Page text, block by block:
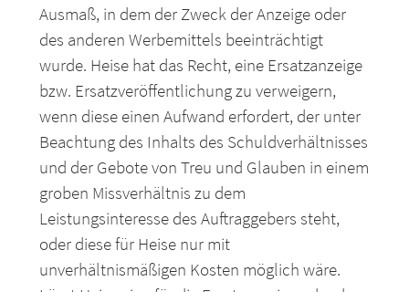
Ausmaß, in dem der Zweck der Anzeige oder
des anderen Werbemittels beeinträchtigt
wurde. Heise hat das Recht, eine Ersatzanzeige
bzw. Ersatzveröffentlichung zu verweigern,
wenn diese einen Aufwand erfordert, der unter
Beachtung des Inhalts des Schuldverhältnisses
und der Gebote von Treu und Glauben in einem
groben Missverhältnis zu dem
Leistungsinteresse des Auftraggebers steht,
oder diese für Heise nur mit
unverhältnismäßigen Kosten möglich wäre.